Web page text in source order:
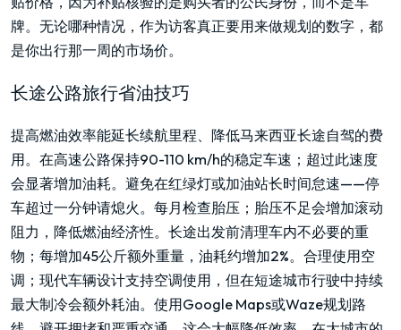
牌。无论哪种情况，作为访客真正要用来做规划的数字，都
是你出行那一周的市场价。
长途公路旅行省油技巧
提高燃油效率能延长续航里程、降低马来西亚长途自驾的费
用。在高速公路保持90-110 km/h的稳定车速；超过此速度
会显著增加油耗。避免在红绿灯或加油站长时间怠速——停
车超过一分钟请熄火。每月检查胎压；胎压不足会增加滚动
阻力，降低燃油经济性。长途出发前清理车内不必要的重
物；每增加45公斤额外重量，油耗约增加2%。合理使用空
调；现代车辆设计支持空调使用，但在短途城市行驶中持续
最大制冷会额外耗油。使用Google Maps或Waze规划路